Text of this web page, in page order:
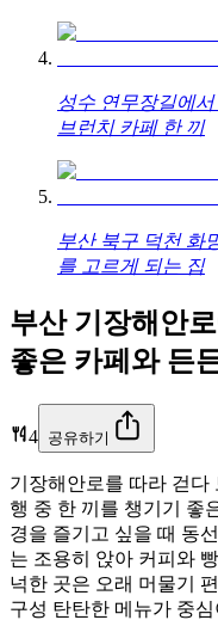
성수 연무장길에
브런치 카페 한 끼
부산 북구 덕천 화
를 고르게 되는 집
부산 기장해안
좋은 카페와 든
4 공유하기
기장해안로를 따라 걷다
행 중 한 끼를 챙기기 좋
경을 즐기고 싶을 때 동
는 조용히 앉아 커피와
넉한 곳은 오래 머물기
구성 탄탄한 메뉴가 중